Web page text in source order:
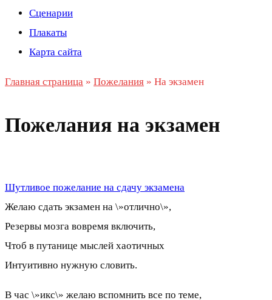
Сценарии
Плакаты
Карта сайта
Главная страница » Пожелания » На экзамен
Пожелания на экзамен
Шутливое пожелание на сдачу экзамена
Желаю сдать экзамен на \»отлично\»,
Резервы мозга вовремя включить,
Чтоб в путанице мыслей хаотичных
Интуитивно нужную словить.
В час \»икс\» желаю вспомнить все по теме,